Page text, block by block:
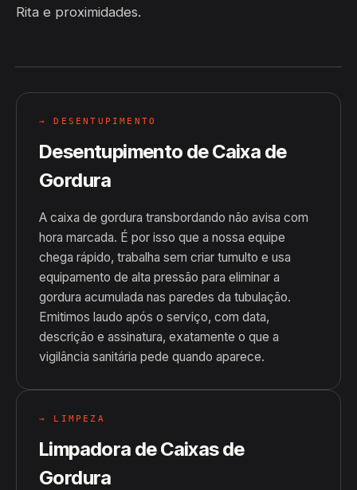
Rita e proximidades.
→ DESENTUPIMENTO
Desentupimento de Caixa de
Gordura
A caixa de gordura transbordando não avisa com
hora marcada. É por isso que a nossa equipe
chega rápido, trabalha sem criar tumulto e usa
equipamento de alta pressão para eliminar a
gordura acumulada nas paredes da tubulação.
Emitimos laudo após o serviço, com data,
descrição e assinatura, exatamente o que a
vigilância sanitária pede quando aparece.
→ LIMPEZA
Limpadora de Caixas de
Gordura